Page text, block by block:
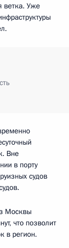
ветка. Уже
Вне
в порту
судов
Москвы
что позволит
в регион.